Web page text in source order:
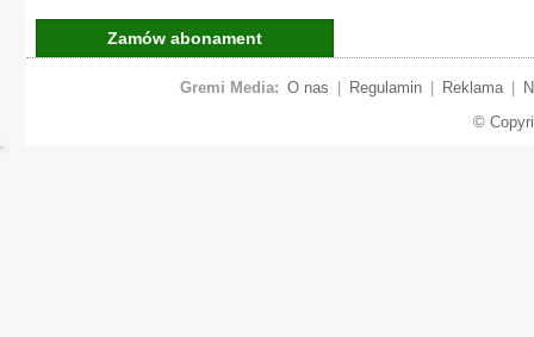
Zamów abonament
Gremi Media: O nas Regulamin Reklama
©